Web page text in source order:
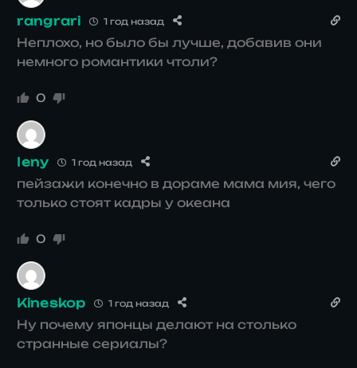
rangrari 1 год назад
Неплохо, но было бы лучше, добавив они
немного романтики чтоли?
0
Ieny 1 год назад
пейзажи конечно в дораме мама мия, чего
только стоят кадры у океана
0
Kineskop 1 год назад
Ну почему японцы делают на столько
странные сериалы?